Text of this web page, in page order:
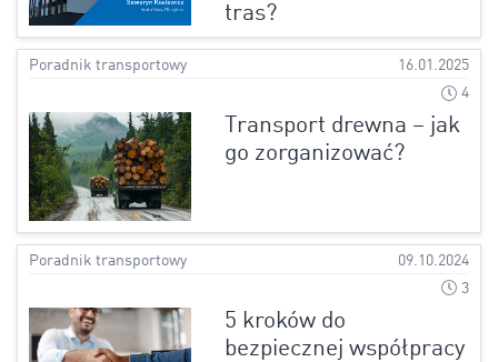
tras?
Poradnik transportowy
16.01.2025
4
Transport drewna – jak
go zorganizować?
Poradnik transportowy
09.10.2024
3
5 kroków do
bezpiecznej współpracy